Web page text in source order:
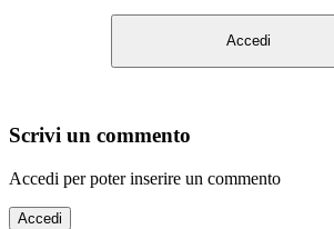
Accedi
Scrivi un commento
Accedi per poter inserire un commento
Accedi